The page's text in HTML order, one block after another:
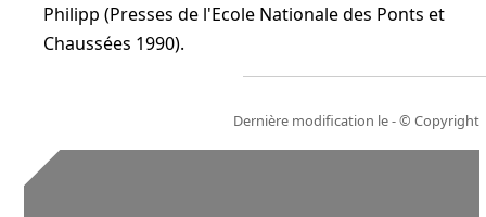
Philipp (Presses de l'Ecole Nationale des Ponts et
Chaussées 1990).
Dernière modification le- © Copyright